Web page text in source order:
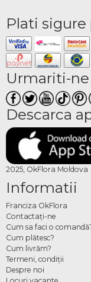
Plati sigure
Urmariti-ne
Descarca
2025, OkFlora Moldova
Informatii
Franciza OkFlora
Contactaţi-ne
Cum sa faci o
Cum plătesc?
Cum livrăm?
Termeni, condiţii
Despre noi